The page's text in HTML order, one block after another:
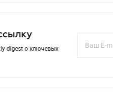
digest о ключевых